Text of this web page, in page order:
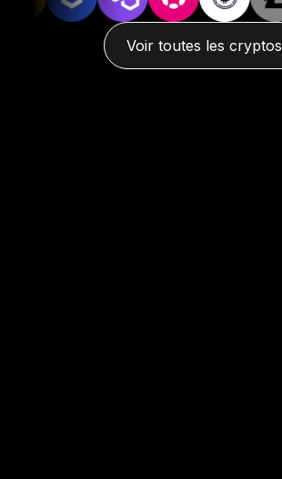
Voir toutes les cryptos